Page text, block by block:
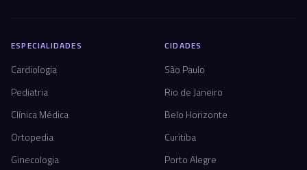
ESPECIALIDADES
Cardiologia
Pediatria
Clínica Médica
Ortopedia
Ginecologia
CIDADES
São Paulo
Rio de Janeiro
Belo Horizonte
Curitiba
Porto Alegre